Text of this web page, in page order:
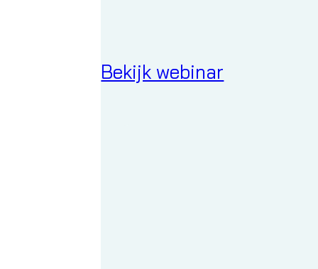
Bekijk webinar